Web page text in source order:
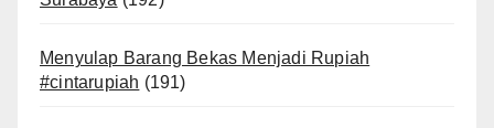
Menyulap Barang Bekas Menjadi Rupiah
#cintarupiah (191)